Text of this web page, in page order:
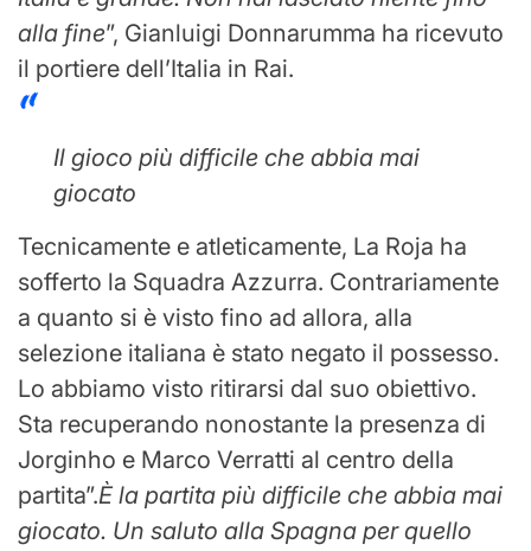
alla fine”, Gianluigi Donnarumma ha ricevuto
il portiere dell’Italia in Rai.
Il gioco più difficile che abbia mai
giocato
Tecnicamente e atleticamente, La Roja ha
sofferto la Squadra Azzurra. Contrariamente
a quanto si è visto fino ad allora, alla
selezione italiana è stato negato il possesso.
Lo abbiamo visto ritirarsi dal suo obiettivo.
Sta recuperando nonostante la presenza di
Jorginho e Marco Verratti al centro della
partita”.È la partita più difficile che abbia mai
giocato. Un saluto alla Spagna per quello